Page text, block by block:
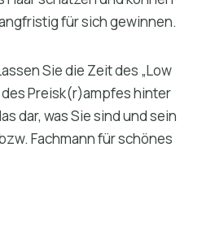
für sich gewinnen.
Sie die Zeit des „Low
des Preisk(r)ampfes hinter
dar, was Sie sind und sein
Fachmann für schönes